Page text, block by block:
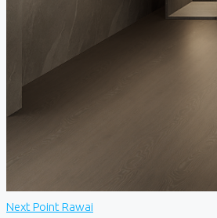
Next Point Rawai